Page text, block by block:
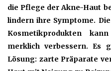
die Pflege der Akne-Haut
lindern ihre Symptome.
Kosmetikprodukten
merklich verbessern. Es
Lösung: zarte Präparate